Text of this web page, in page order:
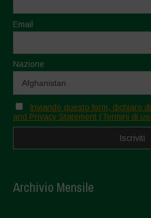
Email
Nazione
Inviando questo form, dichiaro
and Privacy Statement (Termini di
Archivio Mensile